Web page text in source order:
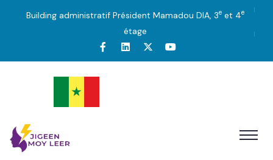
Building administratif Président Mamadou DIA, 3eet 4e
étage